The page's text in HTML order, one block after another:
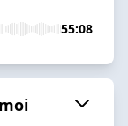
55:08